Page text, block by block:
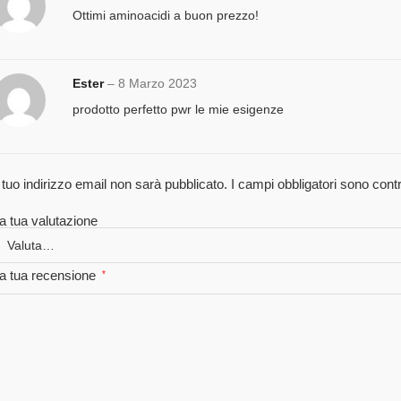
Ottimi aminoacidi a buon prezzo!
Ester – 8 Marzo 2023
prodotto perfetto pwr le mie esigenze
tuo indirizzo email non sarà pubblicato. I campi obbligatori sono
tua valutazione
tua recensione *